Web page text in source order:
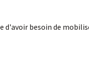
besoin de